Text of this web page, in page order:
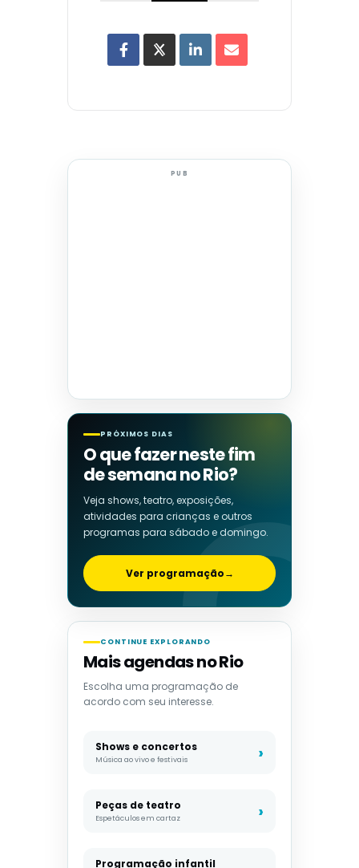
PUB
PRÓXIMOS DIAS
O que fazer neste fim
de semana no Rio?
Veja shows, teatro, exposições,
atividades para crianças e outros
programas para sábado e domingo.
Ver programação→
CONTINUE EXPLORANDO
Mais agendas no Rio
Escolha uma programação de
acordo com seu interesse.
Shows e concertos
Música ao vivo e festivais
Peças de teatro
Espetáculos em cartaz
Programação infantil